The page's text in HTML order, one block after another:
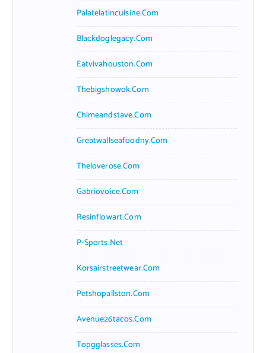
Palatelatincuisine.com
Blackdoglegacy.com
Eatvivahouston.com
Thebigshowok.com
Chimeandstave.com
Greatwallseafoodny.com
Theloverose.com
Gabriovoice.com
Resinflowart.com
P-Sports.net
Korsairstreetwear.com
Petshopallston.com
Avenue26tacos.com
Topgglasses.com